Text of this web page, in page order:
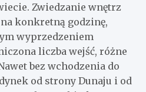
Zwiedzanie wnętrz
konkretną godzinę,
wyprzedzeniem
liczba wejść, różne
bez wchodzenia do
od strony Dunaju i od